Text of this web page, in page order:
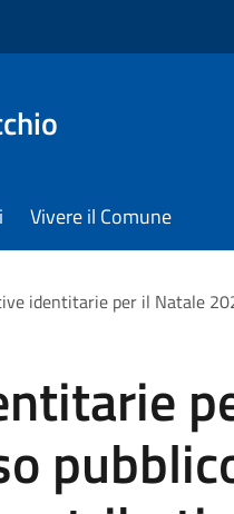
Vivere il Comune
identitarie per il Natale